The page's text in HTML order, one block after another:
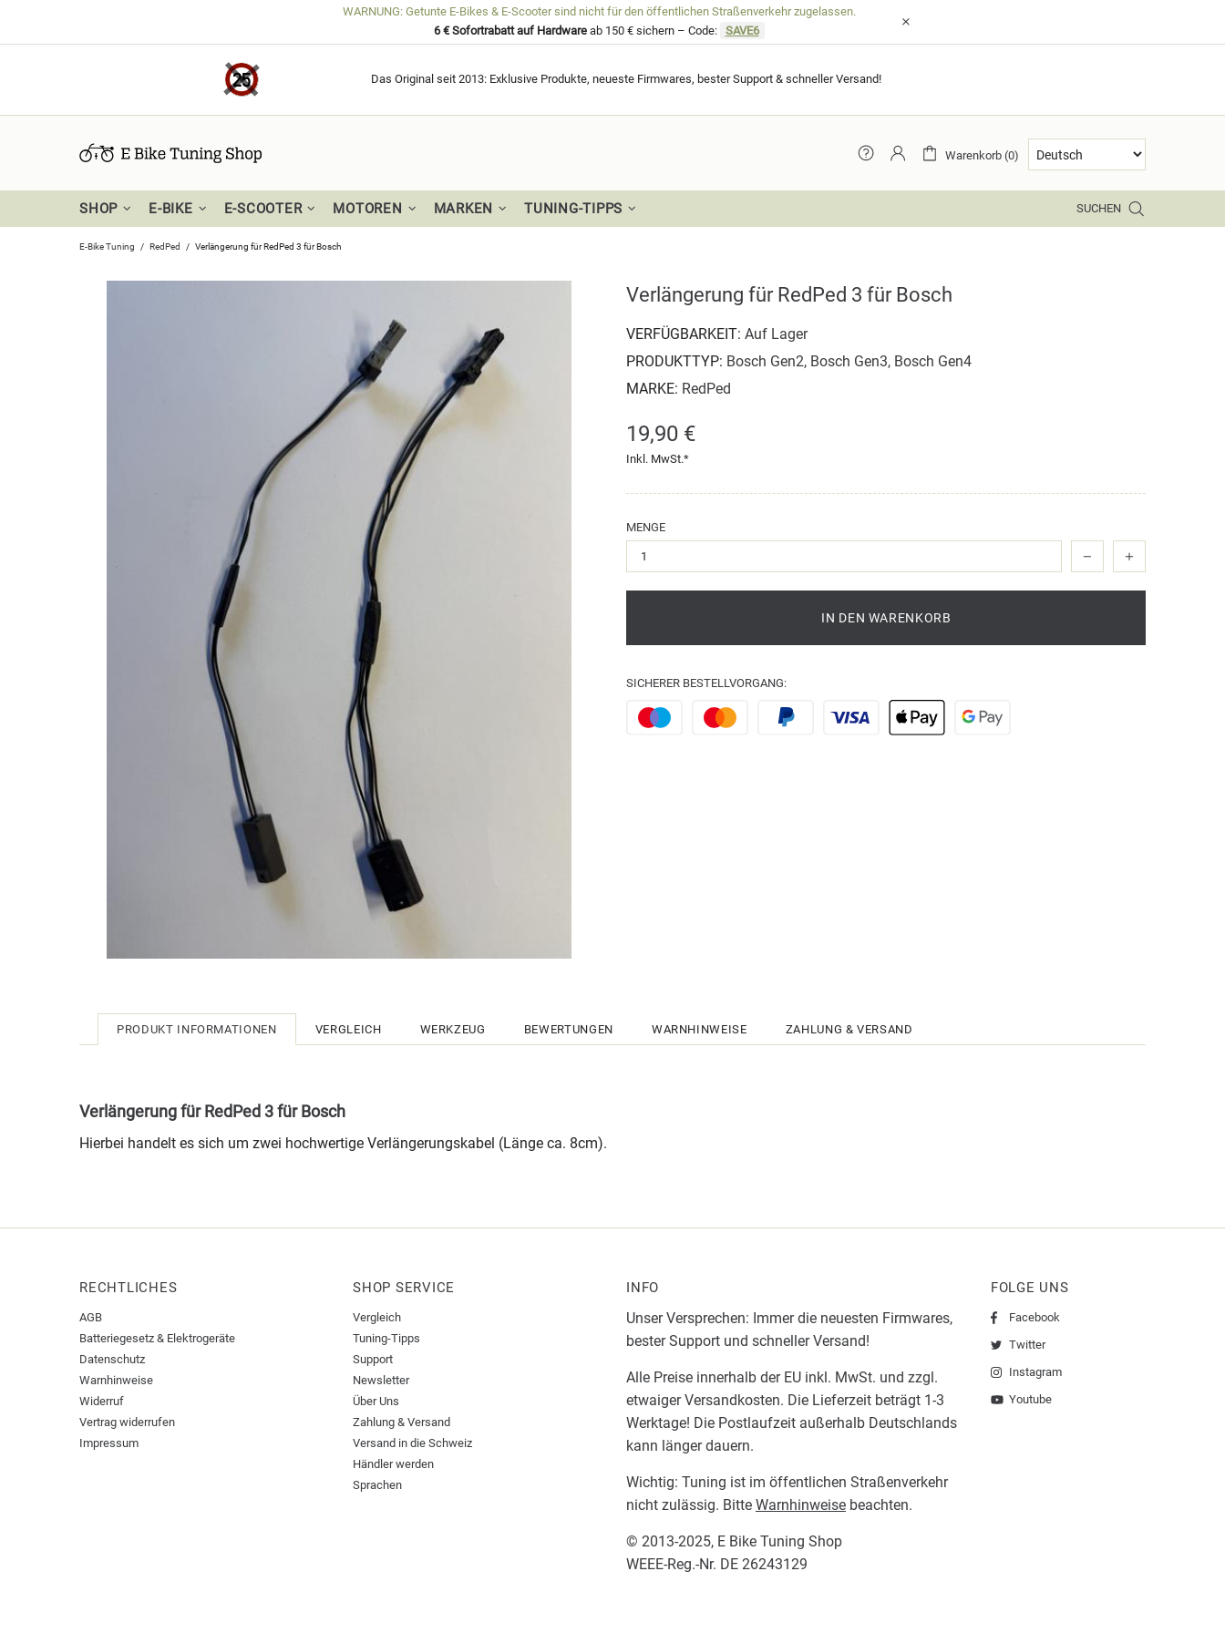
WARNUNG: Getunte E-Bikes & E-Scooter sind nicht für den öffentlichen Straßenverkehr zugelassen.
6 € Sofortrabatt auf Hardwareab 150 € sichern – Code: SAVE6
Das Original seit 2013: Exklusive Produkte, neueste Firmwares, bester Support & schneller Versand!
Warenkorb (0)
SHOP E-BIKE E-SCOOTER MOTOREN MARKEN TUNING-TIPPS SUCHEN
E-Bike Tuning RedPed Verlängerung für RedPed 3 für Bosch
Verlängerung für RedPed 3 für Bosch
VERFÜGBARKEIT: Auf Lager
PRODUKTTYP: Bosch Gen2, Bosch Gen3, Bosch Gen4
MARKE: RedPed
19,90 €
Inkl. MwSt.*
MENGE
IN DEN WARENKORB
SICHERER BESTELLVORGANG:
PRODUKT INFORMATIONEN VERGLEICH WERKZEUG BEWERTUNGEN WARNHINWEISE ZAHLUNG & VERSAND
Verlängerung für RedPed 3 für Bosch
Hierbei handelt es sich um zwei hochwertige Verlängerungskabel (Länge ca. 8cm).
RECHTLICHES
AGB
Batteriegesetz & Elektrogeräte
Datenschutz
Warnhinweise
Widerruf
Vertrag widerrufen
Impressum
SHOP SERVICE
Vergleich
Tuning-Tipps
Support
Newsletter
Über Uns
Zahlung & Versand
Versand in die Schweiz
Händler werden
Sprachen
INFO
Unser Versprechen: Immer die neuesten Firmwares,
bester Support und schneller Versand!
Alle Preise innerhalb der EU inkl. MwSt. und zzgl.
etwaiger Versandkosten. Die Lieferzeit beträgt 1-3
Werktage! Die Postlaufzeit außerhalb Deutschlands
kann länger dauern.
Wichtig: Tuning ist im öffentlichen Straßenverkehr
nicht zulässig. Bitte Warnhinweise beachten.
© 2013-2025, E Bike Tuning Shop
WEEE-Reg.-Nr. DE 26243129
FOLGE UNS
Facebook
Twitter
Instagram
Youtube